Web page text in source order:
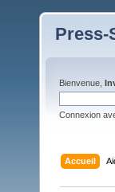
Press-
Bienvenue,
Connexion
Accueil